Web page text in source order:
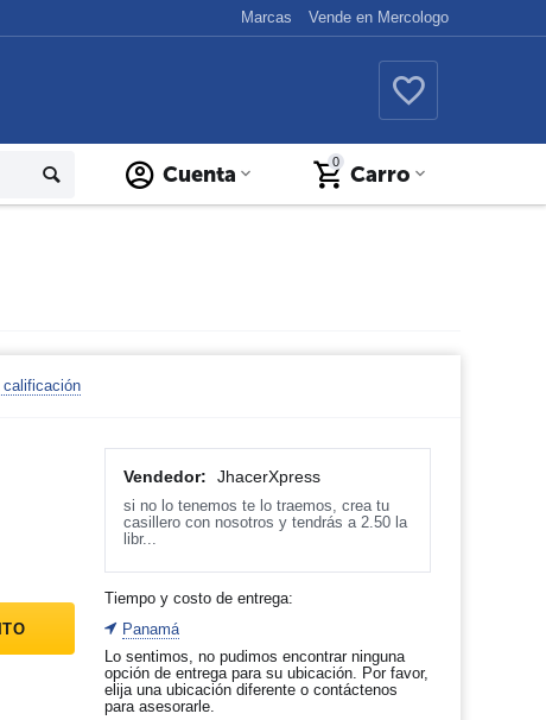
Marcas Vende en Mercologo
0 Carro
Cuenta
calificación
Vendedor: JhacerXpress
si no lo tenemos te lo traemos, crea tu
casillero con nosotros y tendrás a 2.50 la
libr...
Tiempo y costo de entrega:
Panamá
Lo sentimos, no pudimos encontrar ninguna
opción de entrega para su ubicación. Por favor,
elija una ubicación diferente o contáctenos
para asesorarle.